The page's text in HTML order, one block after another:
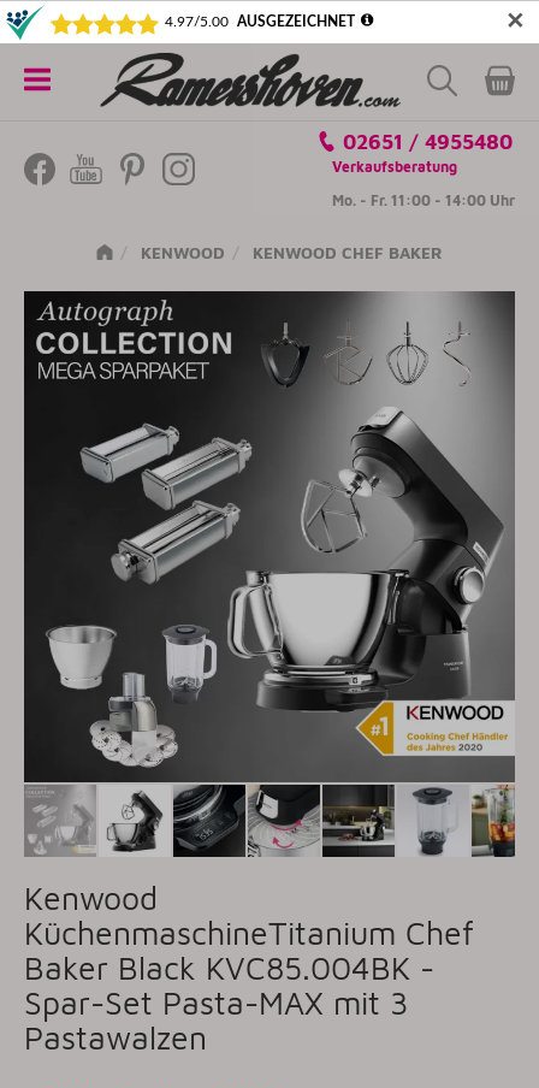
✕
5€ SICHERN! NEWSLETTER ABONNIEREN
Kategorien
02651 / 4955480
Verkaufsberatung
Mo. - Fr. 11:00 - 14:00 Uhr
KENWOOD KENWOOD CHEF BAKER
Kenwood
KüchenmaschineTitanium Chef
Baker Black KVC85.004BK -
Spar-Set Pasta-MAX mit 3
Pastawalzen